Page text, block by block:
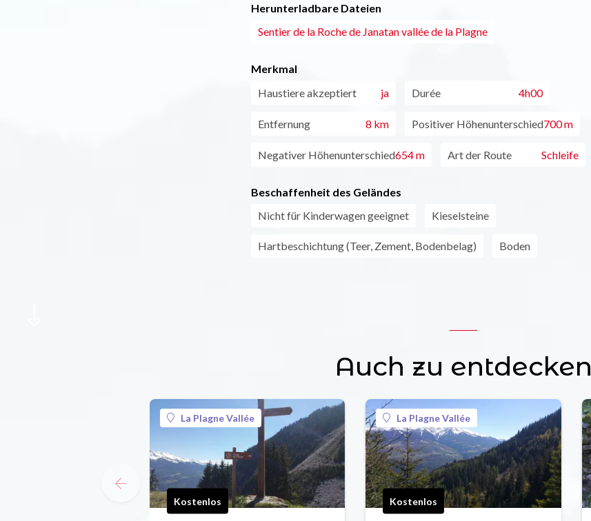
Herunterladbare Dateien
Sentier de la Roche de Janatan vallée de la Plagne
Merkmal
Haustiere akzeptiert
ja Durée 4h00
Entfernung 8 km Positiver Höhenunterschied700 m
Negativer Höhenunterschied654 m Art der Route Schleife
Beschaffenheit des Geländes
Nicht für Kinderwagen geeignet
Kieselsteine
Hartbeschichtung (Teer, Zement, Bodenbelag) Boden
Auch zu entdecken
La Plagne Vallée
Kostenlos
La Plagne Vallée
Kostenlos